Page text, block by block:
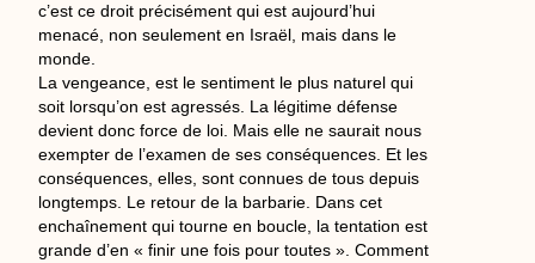
c’est ce droit précisément qui est aujourd’hui
menacé, non seulement en Israël, mais dans le
monde.
La vengeance, est le sentiment le plus naturel qui
soit lorsqu’on est agressés. La légitime défense
devient donc force de loi. Mais elle ne saurait nous
exempter de l’examen de ses conséquences. Et les
conséquences, elles, sont connues de tous depuis
longtemps. Le retour de la barbarie. Dans cet
enchaînement qui tourne en boucle, la tentation est
grande d’en « finir une fois pour toutes ». Comment